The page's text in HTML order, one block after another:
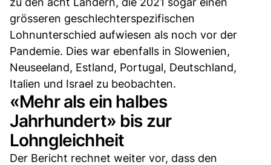
grösseren geschlechterspezifischen
Lohnunterschied aufwiesen als noch vor der
Pandemie. Dies war ebenfalls in Slowenien,
Neuseeland, Estland, Portugal, Deutschland,
Italien und Israel zu beobachten.
«Mehr als ein halbes
Jahrhundert» bis zur
Lohngleichheit
Der Bericht rechnet weiter vor, dass den